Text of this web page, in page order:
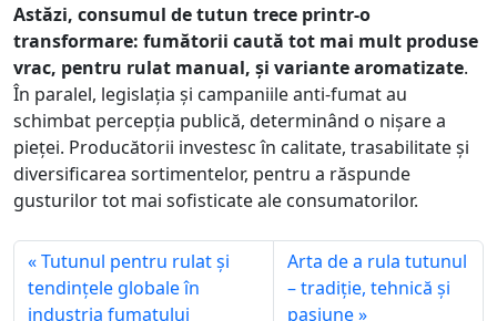
Astăzi, consumul de tutun trece printr-o
transformare: fumătorii caută tot mai mult produse
vrac, pentru rulat manual, și variante aromatizate.
În paralel, legislația și campaniile anti-fumat au
schimbat percepția publică, determinând o nișare a
pieței. Producătorii investesc în calitate, trasabilitate și
diversificarea sortimentelor, pentru a răspunde
gusturilor tot mai sofisticate ale consumatorilor.
Tutunul pentru rulat și
tendințele globale în
industria fumatului
Arta de a rula tutunul
– tradiție, tehnică și
pasiune